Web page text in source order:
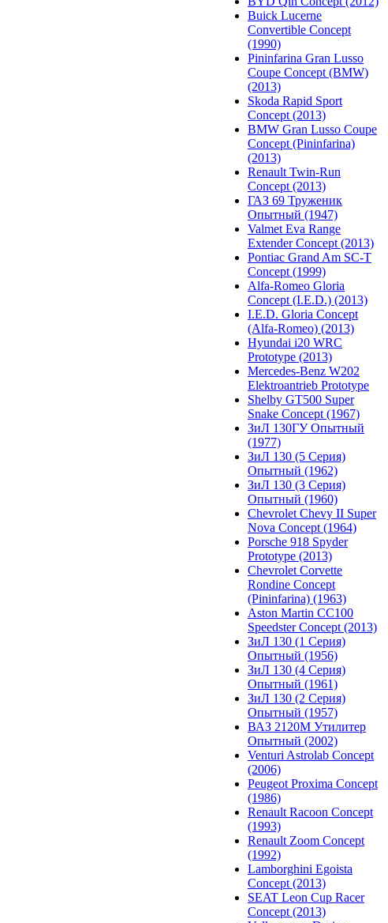
Buick Lucerne
Convertible Concept
(1990)
Pininfarina Gran Lusso
Coupe Concept (BMW)
(2013)
Skoda Rapid Sport
Concept (2013)
BMW Gran Lusso Coupe
Concept (Pininfarina)
(2013)
Renault Twin-Run
Concept (2013)
ГАЗ 69 Труженик
Опытный (1947)
Valmet Eva Range
Extender Concept (2013)
Pontiac Grand Am SC-T
Concept (1999)
Alfa-Romeo Gloria
Concept (I.E.D.) (2013)
I.E.D. Gloria Concept
(Alfa-Romeo) (2013)
Hyundai i20 WRC
Prototype (2013)
Mercedes-Benz W202
Elektroantrieb Prototype
Shelby GT500 Super
Snake Concept (1967)
ЗиЛ 130ГУ Опытный
(1977)
ЗиЛ 130 (5 Серия)
Опытный (1962)
ЗиЛ 130 (3 Серия)
Опытный (1960)
Chevrolet Chevy II Super
Nova Concept (1964)
Porsche 918 Spyder
Prototype (2013)
Chevrolet Corvette
Rondine Concept
(Pininfarina) (1963)
Aston Martin CC100
Speedster Concept (2013)
ЗиЛ 130 (1 Серия)
Опытный (1956)
ЗиЛ 130 (4 Серия)
Опытный (1961)
ЗиЛ 130 (2 Серия)
Опытный (1957)
ВАЗ 2120М Утилитер
Опытный (2002)
Venturi Astrolab Concept
(2006)
Peugeot Proxima Concept
(1986)
Renault Racoon Concept
(1993)
Renault Zoom Concept
(1992)
Lamborghini Egoista
Concept (2013)
SEAT Leon Cup Racer
Concept (2013)